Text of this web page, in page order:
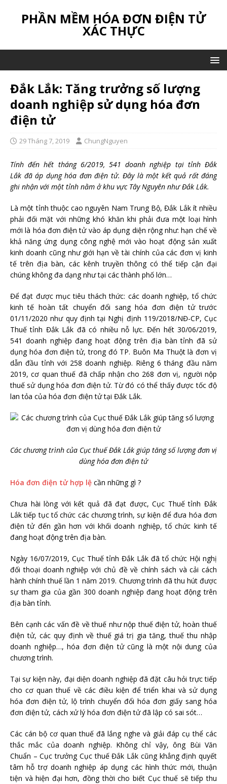
PHẦN MỀM HÓA ĐƠN ĐIỆN TỬ
XÁC THỰC
Đắk Lắk: Tăng trưởng số lượng
doanh nghiệp sử dụng hóa đơn
điện tử
29 Tháng 7, 2019 ChungNguyen
Tính đến hết tháng 6/2019, 541 doanh nghiệp tại tỉnh Đắk
Lắk đã áp dụng hóa đơn điện tử. Đây là một kết quả rất đáng
ghi nhận với một tỉnh nằm ở khu vực Tây Nguyên như Đắk Lắk.
Là một tỉnh thuộc cao nguyên Nam Trung Bộ, Đắk Lắk ít nhiều
phải đối mặt với những khó khăn khi phải đưa một loại hình
mới là hóa đơn điện tử vào áp dụng diện rộng như: hạn chế về
khả năng ứng dụng công nghệ mới vào hoạt động sản xuất
kinh doanh cũng như giới hạn về tài chính của các đơn vị kinh
tế trên địa bàn, các kênh truyền thông có thể tiếp cận đại
chúng không đa dạng như tại các thành phố lớn…
Để đạt được mục tiêu thách thức: các doanh nghiệp, tổ chức
kinh tế hoàn tất chuyển đổi sang hóa đơn điện tử trước
01/11/2020 như quy định tại Nghị định 119/2018/NĐ-CP, Cục
Thuế tỉnh Đắk Lắk đã có nhiều nỗ lực. Đến hết 30/06/2019,
541 doanh nghiệp đang hoạt động trên địa bàn tỉnh đã sử
dụng hóa đơn điện tử, trong đó TP. Buôn Ma Thuột là đơn vị
dẫn đầu tỉnh với 258 doanh nghiệp. Riêng 6 tháng đầu năm
2019, cơ quan thuế đã chấp nhận cho 268 đơn vị, người nộp
thuế sử dụng hóa đơn điện tử. Từ đó có thể thấy được tốc độ
lan tỏa của hóa đơn điện tử tại Đắk Lắk.
Các chương trình của Cục thuế Đắk Lắk giúp tăng số lượng đơn vị
dùng hóa đơn điện tử
Hóa đơn điện tử hợp lệ cần những gì ?
Chưa hài lòng với kết quả đã đạt được, Cục Thuế tỉnh Đắk
Lắk tiếp tục tổ chức các chương trình, sự kiện để đưa hóa đơn
điện tử đến gần hơn với khối doanh nghiệp, tổ chức kinh tế
đang hoạt động trên địa bàn.
Ngày 16/07/2019, Cục Thuế tỉnh Đắk Lắk đã tổ chức Hội nghị
đối thoại doanh nghiệp với chủ đề về chính sách và cải cách
hành chính thuế lần 1 năm 2019. Chương trình đã thu hút được
sự tham gia của gần 300 doanh nghiệp đang hoạt động trên
địa bàn tỉnh.
Bên cạnh các vấn đề về thuế như nộp thuế điện tử, hoàn thuế
điện tử, các quy định về thuế giá trị gia tăng, thuế thu nhập
doanh nghiệp…, hóa đơn điện tử cũng là một nội dung của
chương trình.
Tại sự kiện này, đại diện doanh nghiệp đã đặt câu hỏi trực tiếp
cho cơ quan thuế về các điều kiện để triển khai và sử dụng
hóa đơn điện tử, lộ trình chuyển đổi hóa đơn giấy sang hóa
đơn điện tử, cách xử lý hóa đơn điện tử đã lập có sai sót…
Các cán bộ cơ quan thuế đã lắng nghe và giải đáp cụ thể các
thắc mắc của doanh nghiệp. Không chỉ vậy, ông Bùi Văn
Chuẩn – Cục trưởng Cục thuế Đắk Lắk cũng khẳng định quyết
tâm hỗ trợ doanh nghiệp áp dụng các hình thức mới, thuận
tiện và hiện đại hơn, đồng thời cho biết Cục thuế sẽ tiếp thu